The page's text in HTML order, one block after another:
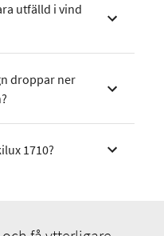
utfälld i vind
droppar ner
1710?